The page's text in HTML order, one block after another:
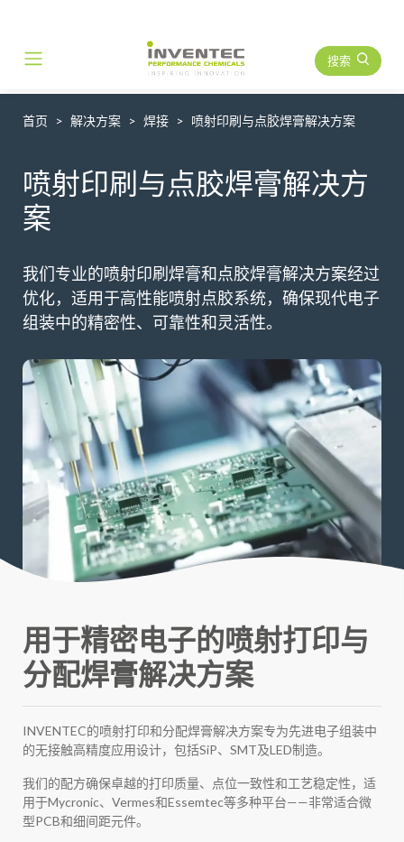
Main Navigation 搜索
首页 解决方案 焊接 喷射印刷与点胶焊膏解决方案
喷射印刷与点胶焊膏解决方
案
我们专业的喷射印刷焊膏和点胶焊膏解决方案经过
优化，适用于高性能喷射点胶系统，确保现代电子
组装中的精密性、可靠性和灵活性。
用于精密电子的喷射打印与
分配焊膏解决方案
INVENTEC的喷射打印和分配焊膏解决方案专为先进电子组装中
的无接触高精度应用设计，包括SiP、SMT及LED制造。
我们的配方确保卓越的打印质量、点位一致性和工艺稳定性，适
用于Mycronic、Vermes和Essemtec等多种平台——非常适合微
型PCB和细间距元件。